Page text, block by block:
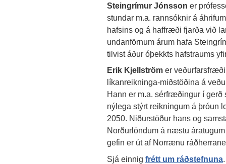
Steingrímur Jónsson er
stundar m.a. rannsóknir á
hafsins og á haffræði fjarða við
undanförnum árum hafa
tilvist áður óþekkts hafstraums
Erik Kjellström er
líkanreikninga-miðstöðina á
Hann er m.a. sérfræðingur í gerð
nýlega stýrt reikningum á þróun
2050. Niðurstöður hans og
Norðurlöndum á næstu
gefin er út af Norrænu
Sjá einnig frétt um ráðstefnuna.